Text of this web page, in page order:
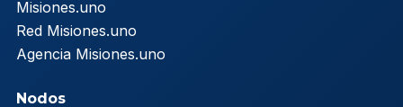
Misiones.uno
Red Misiones.uno
Agencia Misiones.uno
Nodos